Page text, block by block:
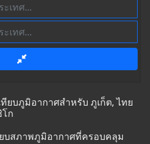
ยบภูมิอากาศสำหรับ ภูเก็ต, ไทย
ก
บสภาพภูมิอากาศที่ครอบคลุม